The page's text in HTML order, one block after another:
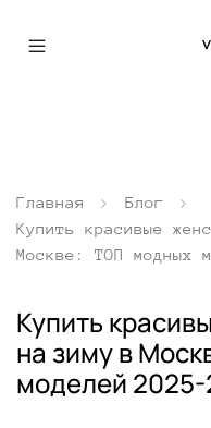
Главная
Блог
Купить красивые
Москве: ТОП модных
Купить
на зиму в
моделей